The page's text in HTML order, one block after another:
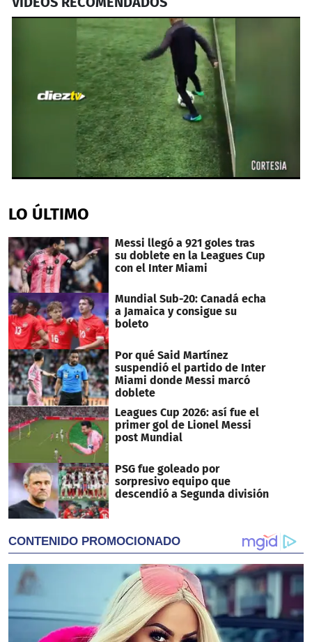
of
48
LO ÚLTIMO
Messi llegó a 921 goles tras
su doblete en la Leagues Cup
con el Inter Miami
Mundial Sub-20: Canadá echa
a Jamaica y consigue su
boleto
Por qué Said Martínez
suspendió el partido de Inter
Miami donde Messi marcó
doblete
Leagues Cup 2026: así fue el
primer gol de Lionel Messi
post Mundial
PSG fue goleado por
sorpresivo equipo que
descendió a Segunda división